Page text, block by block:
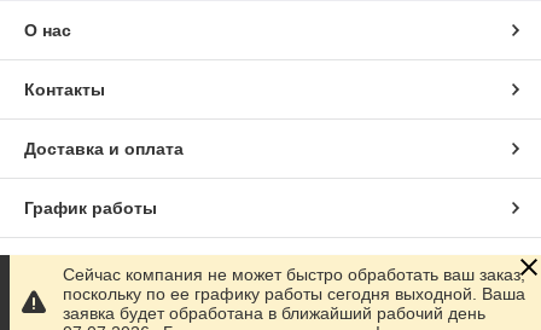
О нас
Контакты
Доставка и оплата
График работы
Полная версия сайта
Сейчас компания не может быстро обработать ваш заказ,
поскольку по ее графику работы сегодня выходной. Ваша
заявка будет обработана в ближайший рабочий день